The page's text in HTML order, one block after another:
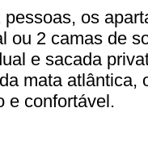
pessoas, os
ou 2 camas de
e sacada
mata atlântica,
e confortável.